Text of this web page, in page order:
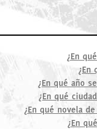
¿En
¿En
¿En qué año
¿En qué
¿En qué novela
¿En